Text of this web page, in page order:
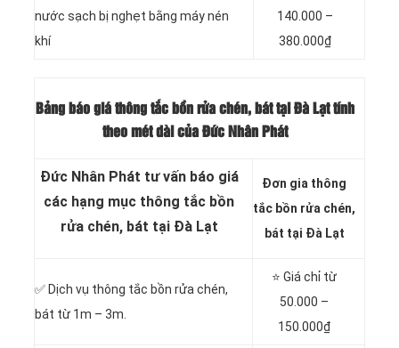
nước sạch bị nghẹt bằng máy nén
khí
140.000 –
380.000₫
Bảng báo giá thông tắc bồn rửa chén, bát tại Đà Lạt tính
theo mét dài của Đức Nhân Phát
Đức Nhân Phát tư vấn báo giá
các hạng mục thông tắc bồn
rửa chén, bát tại Đà Lạt
Đơn gia thông
tắc bồn rửa chén,
bát tại Đà Lạt
✅ Dịch vụ thông tắc bồn rửa chén,
bát từ 1m – 3m.
⭐ Giá chỉ từ
50.000 –
150.000₫